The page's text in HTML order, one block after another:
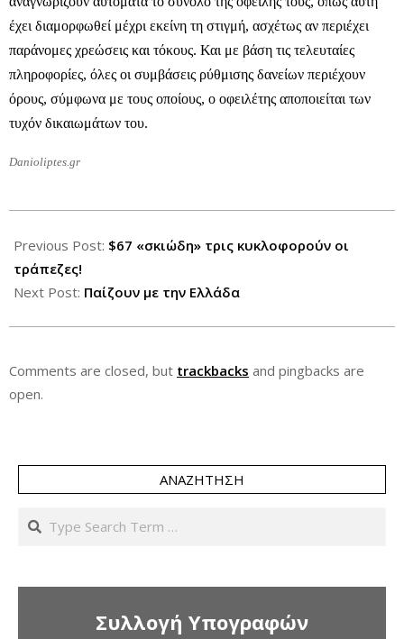
έχει διαμορφωθεί μέχρι εκείνη τη στιγμή, ασχέτως αν περιέχει
παράνομες χρεώσεις και τόκους. Και με βάση τις τελευταίες
πληροφορίες, όλες οι συμβάσεις ρύθμισης δανείων περιέχουν
όρους, σύμφωνα με τους οποίους, ο οφειλέτης αποποιείται των
τυχόν δικαιωμάτων του.
Danioliptes.gr
11-
20
Previous Post: $67 «σκιώδη» τρις κυκλοφορούν οι
τράπεζες!
Next Post: Παίζουν με την Ελλάδα
Comments are closed, but trackbacks and pingbacks are
open.
ΑΝΑΖΉΤΗΣΗ
Search
Συλλογή Υπογραφών